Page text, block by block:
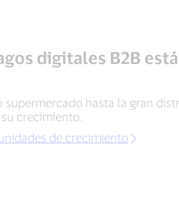
digitales B2B
supermercado hasta la gran
crecimiento.
de crecimiento